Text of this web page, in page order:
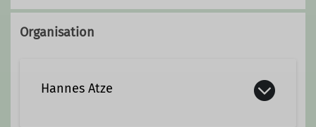
Organisation
Hannes Atze